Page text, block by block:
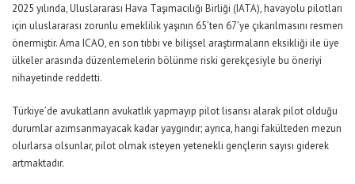
2025 yılında, Uluslararası Hava Taşımacılığı Birliği (IATA), havayolu pilotları
için uluslararası zorunlu emeklilik yaşının 65’ten 67’ye çıkarılmasını resmen
önermiştir. Ama ICAO, en son tıbbi ve bilişsel araştırmaların eksikliği ile üye
ülkeler arasında düzenlemelerin bölünme riski gerekçesiyle bu öneriyi
nihayetinde reddetti.
Türkiye’de avukatların avukatlık yapmayıp pilot lisansı alarak pilot olduğu
durumlar azımsanmayacak kadar yaygındır; ayrıca, hangi fakülteden mezun
olurlarsa olsunlar, pilot olmak isteyen yetenekli gençlerin sayısı giderek
artmaktadır.